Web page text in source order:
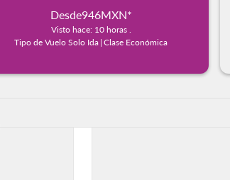
Desde946MXN*
Visto hace: 10 horas .
Tipo de Vuelo Solo Ida | Clase Económica